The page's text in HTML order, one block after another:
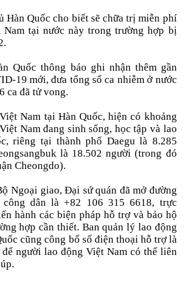
Hàn Quốc cho biết sẽ chữa trị miễn phí
Nam tại nước này trong trường hợp bị
Quốc thông báo ghi nhận thêm gần
19 mới, đưa tổng số ca nhiễm ở nước
ca đã tử vong.
Nam tại Hàn Quốc, hiện có khoảng
Nam đang sinh sống, học tập và lao
riêng tại thành phố Daegu là 8.285
là 18.502 người (trong đó
Cheongdo).
Ngoại giao, Đại sứ quán đã mở đường
dân là +82 106 315 6618, trực
hành các biện pháp hỗ trợ và bảo hộ
hợp cần thiết. Ban quản lý lao động
cũng công bố số điện thoại hỗ trợ là
người lao động Việt Nam có thể liên